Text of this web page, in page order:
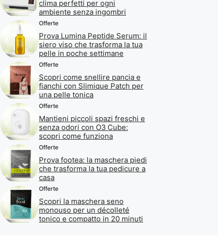
clima perfetti per ogni
ambiente senza ingombri
Offerte
Prova Lumina Peptide Serum: il
siero viso che trasforma la tua
pelle in poche settimane
Offerte
Scopri come snellire pancia e
fianchi con Slimique Patch per
una pelle tonica
Offerte
Mantieni piccoli spazi freschi e
senza odori con O3 Cube:
scopri come funziona
Offerte
Prova footea: la maschera piedi
che trasforma la tua pedicure a
casa
Offerte
Scopri la maschera seno
monouso per un décolleté
tonico e compatto in 20 minuti